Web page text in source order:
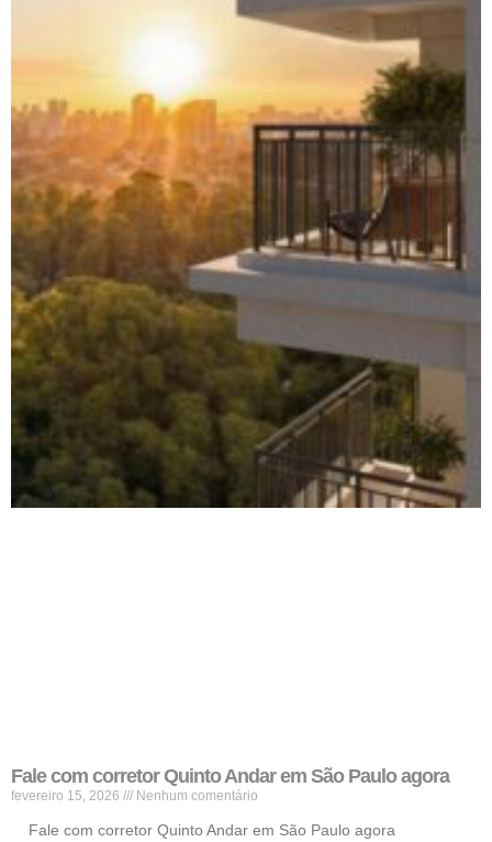
Fale com corretor Quinto Andar em São Paulo agora
fevereiro 15, 2026 Nenhum comentário
Fale com corretor Quinto Andar em São Paulo agora